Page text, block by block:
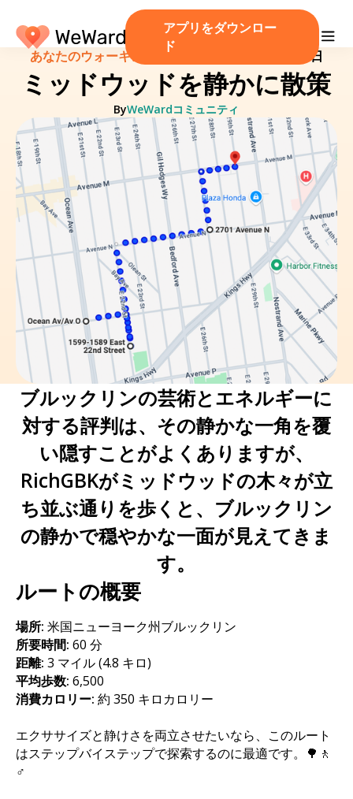
アプリをダウンロー
ド
あなたのウォーキングルート！ 2025 年 2 月 23 日
ミッドウッドを静かに散策
ByWeWardコミュニティ
ブルックリンの芸術とエネルギーに
対する評判は、その静かな一角を覆
い隠すことがよくありますが、
RichGBKがミッドウッドの木々が立
ち並ぶ通りを歩くと、ブルックリン
の静かで穏やかな一面が見えてきま
す。
ルートの概要
場所: 米国ニューヨーク州ブルックリン
所要時間: 60 分
距離: 3 マイル (4.8 キロ)
平均歩数: 6,500
消費カロリー: 約 350 キロカロリー
エクササイズと静けさを両立させたいなら、このルート
はステップバイステップで探索するのに最適です。🌳🚶 ‍
♂️